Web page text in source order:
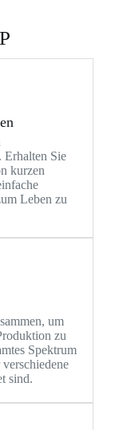
Erhalten Sie
kurzen
Leben zu
um
zu
Spektrum
sind.